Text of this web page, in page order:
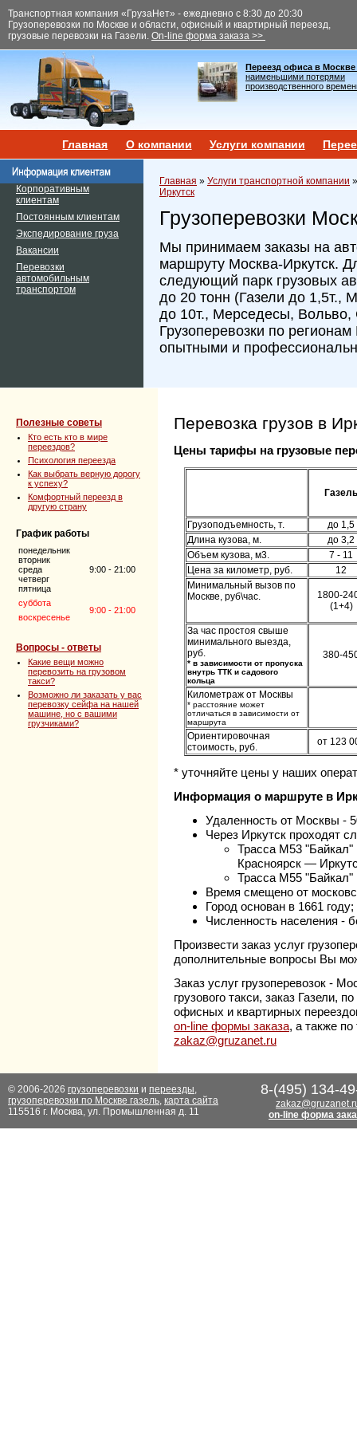
Транспортная компания «ГрузаНет» - ежедневно с 8:30 до 20:30
Грузоперевозки по Москве и области, офисный и квартирный переезд,
грузовые перевозки на Газели. On-line форма заказа >>
Переезд офиса в Москве
наименьшими потерями
производственного
Главная О компании Услуги компании
Корпоративным
клиентам
Постоянным клиентам
Экспедирование груза
Вакансии
Перевозки
автомобильным
транспортом
Главная » Услуги транспортной компании
Иркутск
Грузоперевозки
Мы принимаем заказы на
маршруту Москва-Иркутск.
следующий парк грузовых
до 20 тонн (Газели до
до 10т., Мерседесы,
Грузоперевозки по
опытными и
Полезные советы
Кто есть кто в мире
переездов?
Психология переезда
Как выбрать верную дорогу
к успеху?
Комфортный переезд в
другую страну
График работы
понедельник
вторник
среда
четверг
пятница
9:00 - 21:00
суббота
9:00 - 21:00
воскресенье
Вопросы - ответы
Какие вещи можно
перевозить на грузовом
такси?
Возможно ли заказать у вас
перевозку сейфа на нашей
машине, но с вашими
грузчиками?
Перевозка грузов в
Цены тарифы на грузовые
Газель
Грузоподъемность, т.
до 1,5
Длина кузова, м.
до 3,2
Объем кузова, м3.
7 - 11
Цена за километр, руб.
12
Минимальный вызов по
Москве, руб\час.
1800-
(1+4)
За час простоя свыше
минимального выезда,
руб.
* в зависимости от пропуска
внутрь ТТК и садового
кольца
380-
Километраж от Москвы
* расстояние может
отличаться в зависимости от
маршрута
Ориентировочная
стоимость, руб.
от 123
* уточняйте цены у наших
Информация о маршруте в
Удаленность от Москвы -
Через Иркутск проходят
Трасса М53
Красноярск —
Трасса М55
Время смещено от
Город основан в 1661 году;
Численность населения -
Произвести заказ услуг
дополнительные вопросы Вы
Заказ услуг грузоперевозок -
грузового такси, заказ Газели,
офисных и квартирных
on-line формы заказа, а также
zakaz@gruzanet.ru
© 2006-2026 грузоперевозки и переезды,
грузоперевозки по Москве газель, карта сайта
115516 г. Москва, ул. Промышленная д. 11
8-(495) 134-
on-line форма